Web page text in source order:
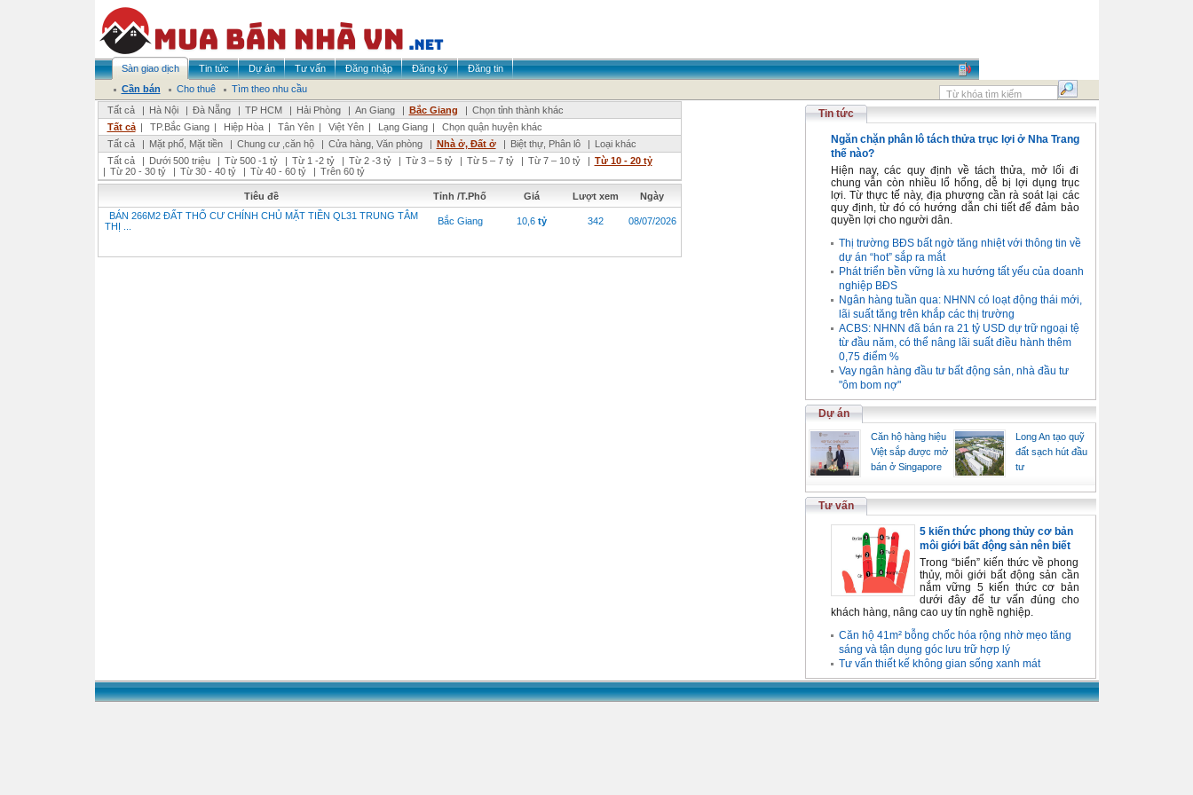
Sàn giao dịch Tin tức Dự án Tư vấn Đăng nhập Đăng ký
Đăng tin
Cần bán
Cho thuê
Tìm theo nhu cầu
Tất cả
| Hà Nội | Đà Nẵng | TP HCM | Hải Phòng | An Giang | Bắc Giang | Chọn tỉnh thành khác
Tất cả | TP.Bắc Giang | Hiệp Hòa | Tân Yên | Việt Yên | Lạng Giang |
Chọn quận huyện khác
Tất cả
| Mặt phố, Mặt tiền | Chung cư ,căn hộ | Cửa hàng, Văn phòng | Nhà ở, Đất ở | Biệt thự, Phân lô | Loại khác
Tất cả
| Dưới 500 triệu | Từ 500 -1 tỷ | Từ 1 -2 tỷ | Từ 2 -3 tỷ | Từ 3 – 5 tỷ | Từ 5 – 7 tỷ | Từ 7 – 10 tỷ | Từ 10 - 20 tỷ
| Từ 20 - 30 tỷ | Từ 30 - 40 tỷ | Từ 40 - 60 tỷ | Trên 60 tỷ
Tiêu đề Tỉnh /T.Phố Giá Lượt xem
Ngày
BÁN 266M2 ĐẤT THỔ CƯ CHÍNH CHỦ MẶT TIỀN QL31 TRUNG TÂM
THỊ ...
Bắc Giang 10,6 tỷ 342 08/07/2026
Tin tức
Ngăn chặn phân lô tách thửa trục lợi ở Nha Trang
thế nào?
Hiện nay, các quy định về tách thửa, mở lối đi
chung vẫn còn nhiều lổ hổng, dễ bị lợi dụng trục
lợi. Từ thực tế này, địa phương cần rà soát lại các
quy định, từ đó có hướng dẫn chi tiết để đảm bảo
quyền lợi cho người dân.
Thị trường BĐS bất ngờ tăng nhiệt với thông tin về
dự án “hot” sắp ra mắt
Phát triển bền vững là xu hướng tất yếu của doanh
nghiệp BĐS
Ngân hàng tuần qua: NHNN có loạt động thái mới,
lãi suất tăng trên khắp các thị trường
ACBS: NHNN đã bán ra 21 tỷ USD dự trữ ngoại tệ
từ đầu năm, có thể nâng lãi suất điều hành thêm
0,75 điểm %
Vay ngân hàng đầu tư bất động sản, nhà đầu tư
"ôm bom nợ"
Dự án
Căn hộ hàng hiệu
Việt sắp được mở
bán ở Singapore
Long An tạo quỹ
đất sạch hút đầu
tư
Tư vấn
5 kiến thức phong thủy cơ bản
môi giới bất động sản nên biết
Trong “biển” kiến thức về phong
thủy, môi giới bất động sản cần
nắm vững 5 kiến thức cơ bản
dưới đây để tư vấn đúng cho
khách hàng, nâng cao uy tín nghề nghiệp.
Căn hộ 41m² bỗng chốc hóa rộng nhờ mẹo tăng
sáng và tận dụng góc lưu trữ hợp lý
Tư vấn thiết kế không gian sống xanh mát